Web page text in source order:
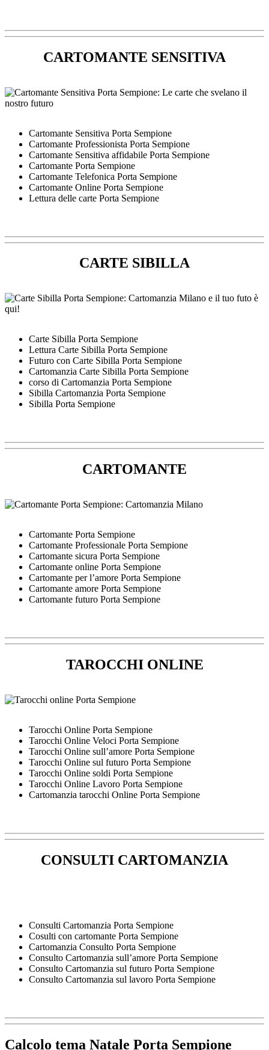
CARTOMANTE SENSITIVA
Cartomante Sensitiva Porta Sempione
Cartomante Professionista Porta Sempione
Cartomante Sensitiva affidabile Porta Sempione
Cartomante Porta Sempione
Cartomante Telefonica Porta Sempione
Cartomante Online Porta Sempione
Lettura delle carte Porta Sempione
CARTE SIBILLA
Carte Sibilla Porta Sempione
Lettura Carte Sibilla Porta Sempione
Futuro con Carte Sibilla Porta Sempione
Cartomanzia Carte Sibilla Porta Sempione
corso di Cartomanzia Porta Sempione
Sibilla Cartomanzia Porta Sempione
Sibilla Porta Sempione
CARTOMANTE
Cartomante Porta Sempione
Cartomante Professionale Porta Sempione
Cartomante sicura Porta Sempione
Cartomante online Porta Sempione
Cartomante per l’amore Porta Sempione
Cartomante amore Porta Sempione
Cartomante futuro Porta Sempione
TAROCCHI ONLINE
Tarocchi Online Porta Sempione
Tarocchi Online Veloci Porta Sempione
Tarocchi Online sull’amore Porta Sempione
Tarocchi Online sul futuro Porta Sempione
Tarocchi Online soldi Porta Sempione
Tarocchi Online Lavoro Porta Sempione
Cartomanzia tarocchi Online Porta Sempione
CONSULTI CARTOMANZIA
Consulti Cartomanzia Porta Sempione
Cosulti con cartomante Porta Sempione
Cartomanzia Consulto Porta Sempione
Consulto Cartomanzia sull’amore Porta Sempione
Consulto Cartomanzia sul futuro Porta Sempione
Consulto Cartomanzia sul lavoro Porta Sempione
Calcolo tema Natale Porta Sempione